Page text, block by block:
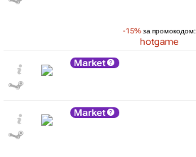
-15%за промокодом:
hotgame
Market
Market